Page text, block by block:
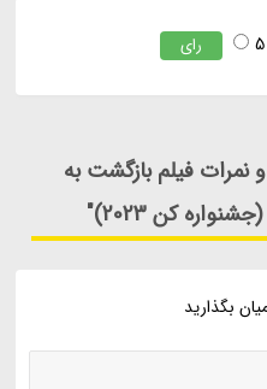
5 رای
نمرات فیلم بازگشت به
کن 2023)"
بگذارید